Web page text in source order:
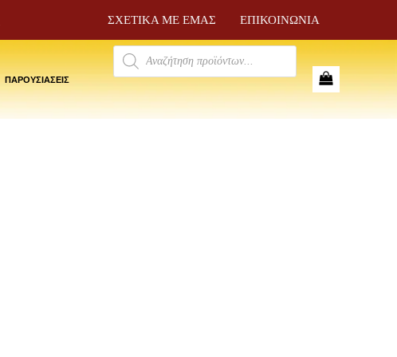
ΣΧΕΤΙΚΑ ΜΕ ΕΜΑΣ ΕΠΙΚΟΙΝΩΝΙΑ
ΠΑΡΟΥΣΙΑΣΕΙΣ
Products
search